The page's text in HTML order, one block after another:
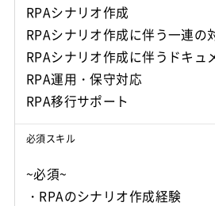
RPAシナリオ作成
RPAシナリオ作成に伴う一連の
RPAシナリオ作成に伴うドキュ
RPA運用・保守対応
RPA移行サポート
必須スキル
~必須~
・RPAのシナリオ作成経験